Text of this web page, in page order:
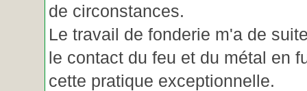
de circonstances.
Le travail de fonderie m'a de
le contact du feu et du métal en
cette pratique exceptionnelle.